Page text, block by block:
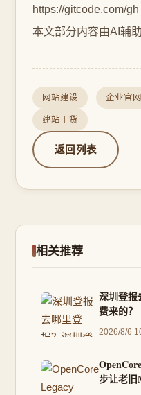
https://gitcode.com/
本文部分内容由AI辅
网站建设 企业官网
建站干货
返回列表
相关推荐
深圳登报
费来的？
2026/8/6
步让老旧